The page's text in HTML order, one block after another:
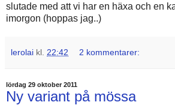
slutade med att vi har en häxa och en
imorgon (hoppas jag..)
lerolai kl. 22:42 2 kommentarer:
lördag 29 oktober 2011
Ny variant på mössa